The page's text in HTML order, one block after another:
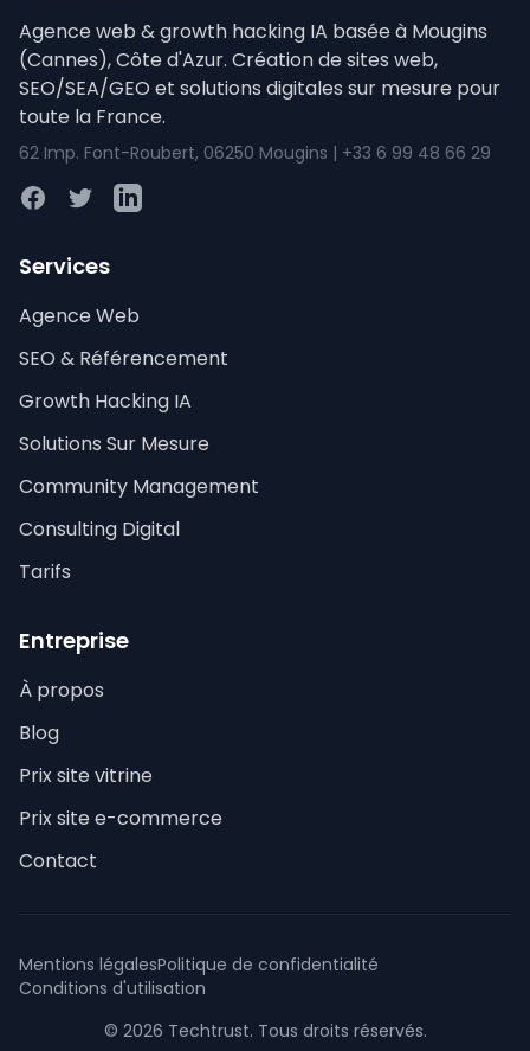
Agence web & growth hacking IA basée à Mougins
(Cannes), Côte d'Azur. Création de sites web,
SEO/SEA/GEO et solutions digitales sur mesure pour
toute la France.
62 Imp. Font-Roubert, 06250 Mougins | +33 6 99 48 66 29
FacebookTwitterLinkedIn
Services
Agence Web
SEO & Référencement
Growth Hacking IA
Solutions Sur Mesure
Community Management
Consulting Digital
Tarifs
Entreprise
À propos
Blog
Prix site vitrine
Prix site e-commerce
Contact
Mentions légalesPolitique de confidentialité
Conditions d'utilisation
© 2026 Techtrust. Tous droits réservés.